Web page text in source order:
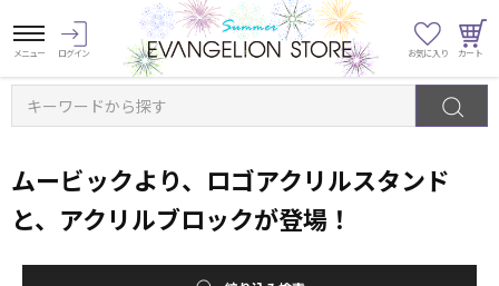
キーワードから探す
ムービックより、ロゴアクリルスタンド
と、アクリルブロックが登場！